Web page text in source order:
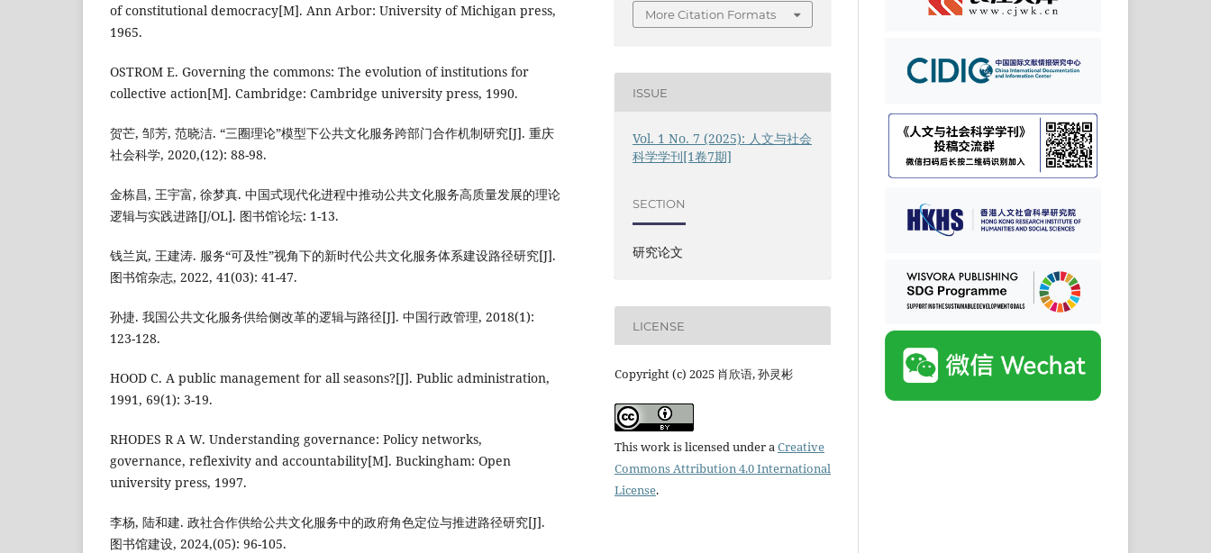
of constitutional democracy[M]. Ann Arbor: University of Michigan press,
1965.
OSTROM E. Governing the commons: The evolution of institutions for
collective action[M]. Cambridge: Cambridge university press, 1990.
贺芒, 邹芳, 范晓洁. “三圈理论”模型下公共文化服务跨部门合作机制研究[J]. 重庆
社会科学, 2020,(12): 88-98.
金栋昌, 王宇富, 徐梦真. 中国式现代化进程中推动公共文化服务高质量发展的理论
逻辑与实践进路[J/OL]. 图书馆论坛: 1-13.
钱兰岚, 王建涛. 服务“可及性”视角下的新时代公共文化服务体系建设路径研究[J].
图书馆杂志, 2022, 41(03): 41-47.
孙捷. 我国公共文化服务供给侧改革的逻辑与路径[J]. 中国行政管理, 2018(1):
123-128.
HOOD C. A public management for all seasons?[J]. Public administration,
1991, 69(1): 3-19.
RHODES R A W. Understanding governance: Policy networks,
governance, reflexivity and accountability[M]. Buckingham: Open
university press, 1997.
李杨, 陆和建. 政社合作供给公共文化服务中的政府角色定位与推进路径研究[J].
图书馆建设, 2024,(05): 96-105.
More Citation Formats
ISSUE
Vol. 1 No. 7 (2025): 人文与社会
科学学刊[1卷7期]
SECTION
研究论文
LICENSE
Copyright (c) 2025 肖欣语, 孙灵彬
This work is licensed under a Creative
Commons Attribution 4.0 International
License.